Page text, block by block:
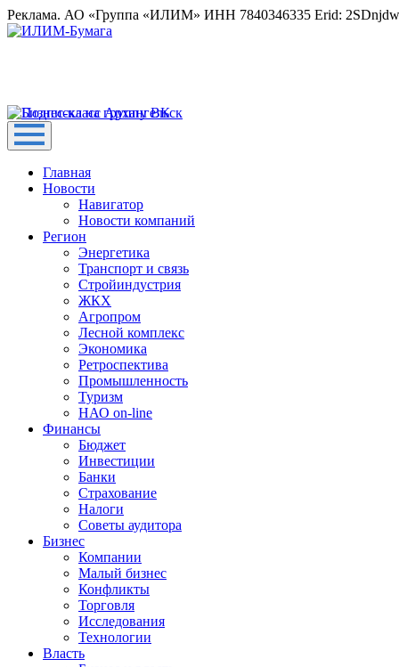
Реклама. АО «Группа «ИЛИМ» ИНН 7840346335 Erid:
Главная
Новости
Навигатор
Новости компаний
Регион
Энергетика
Транспорт и связь
Стройиндустрия
ЖКХ
Агропром
Лесной комплекс
Экономика
Ретроспектива
Промышленность
Туризм
НАО on-line
Финансы
Бюджет
Инвестиции
Банки
Страхование
Налоги
Советы аудитора
Бизнес
Компании
Малый бизнес
Конфликты
Торговля
Исследования
Технологии
Власть